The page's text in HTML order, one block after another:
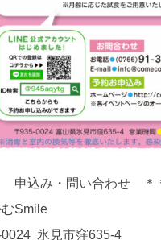
申込み・問い合わせ ＊
Smile
0024 氷見市窪635-4